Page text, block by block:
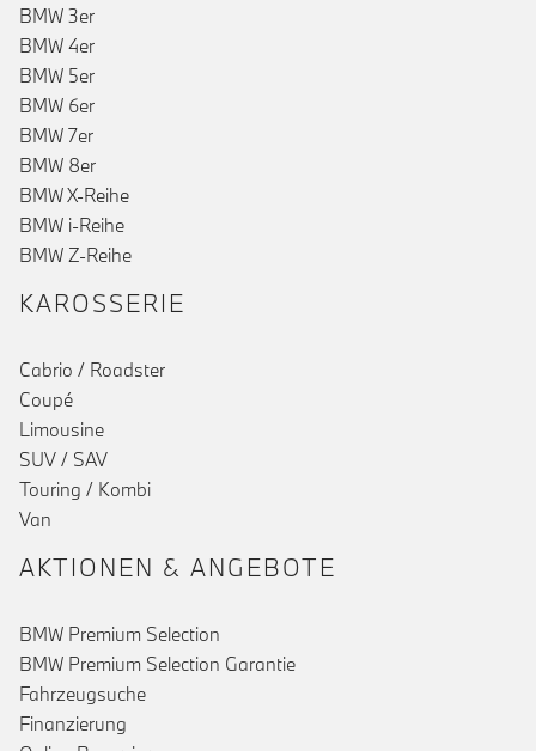
BMW 3er
BMW 4er
BMW 5er
BMW 6er
BMW 7er
BMW 8er()
BMW X-Reihe
BMW i-Reihe
BMW Z-Reihe
KAROSSERIE
Cabrio / Roadster
Coupé
Limousine
SUV / SAV
Touring / Kombi
Van
AKTIONEN & ANGEBOTE
BMW Premium Selection
BMW Premium Selection Garantie
Fahrzeugsuche
Finanzierung